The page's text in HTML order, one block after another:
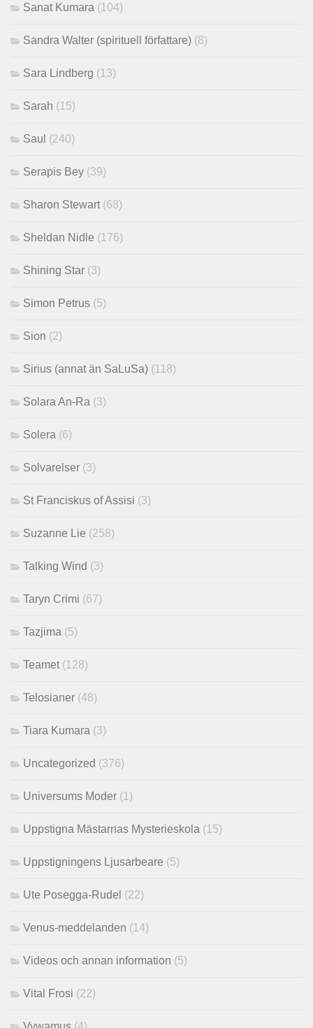
Sanat Kumara (104)
Sandra Walter (spirituell författare) (8)
Sara Lindberg (13)
Sarah (15)
Saul (240)
Serapis Bey (39)
Sharon Stewart (68)
Sheldan Nidle (176)
Shining Star (3)
Simon Petrus (5)
Sion (2)
Sirius (annat än SaLuSa) (118)
Solara An-Ra (3)
Solera (6)
Solvarelser (3)
St Franciskus of Assisi (3)
Suzanne Lie (258)
Talking Wind (3)
Taryn Crimi (67)
Tazjima (5)
Teamet (128)
Telosianer (48)
Tiara Kumara (3)
Uncategorized (376)
Universums Moder (1)
Uppstigna Mästarnas Mysterieskola (15)
Uppstigningens Ljusarbeare (5)
Ute Posegga-Rudel (22)
Venus-meddelanden (14)
Videos och annan information (5)
Vital Frosi (22)